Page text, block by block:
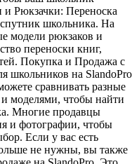
и Рюкзачки: Переноска
школьника. На
модели рюкзаков и
переноски книг,
Покупка и Продажа с
школьников на SlandoPro
сравнивать разные
моделями, чтобы найти
Многие продавцы
и фотографии, чтобы
Если у вас есть
не нужны, вы также